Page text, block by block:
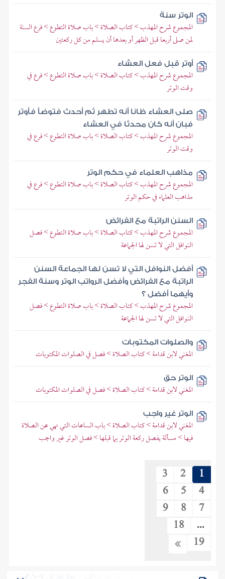
الوتر سنة
المجموع شرح المهذب > كتاب الصلاة > باب صلاة التطوع > فرع السنة
لمن صلى أربعا قبل الظهر أو بعدها أن يسلم من كل ركعتين
أوتر قبل فعل العشاء
المجموع شرح المهذب > كتاب الصلاة > باب صلاة التطوع > فرع في
وقت الوتر
صلى العشاء ظانا أنه تطهر ثم أحدث فتوضأ فأوتر
فبان أنه كان محدثا في العشاء
المجموع شرح المهذب > كتاب الصلاة > باب صلاة التطوع > فرع في
وقت الوتر
مذاهب العلماء في حكم الوتر
المجموع شرح المهذب > كتاب الصلاة > باب صلاة التطوع > فرع في
مذاهب العلماء في حكم الوتر
السنن الراتبة مع الفرائض
المجموع شرح المهذب > كتاب الصلاة > باب صلاة التطوع > فصل
النوافل التي لا تسن لها الجماعة
أفضل النوافل التي لا تسن لها الجماعة السنن
الراتبة مع الفرائض وأفضل الرواتب الوتر وسنة الفجر
وأيهما أفضل ؟
المجموع شرح المهذب > كتاب الصلاة > باب صلاة التطوع > فصل
النوافل التي لا تسن لها الجماعة
والصلوات المكتوبات
المغني لابن قدامة > كتاب الصلاة > فصل في الصلوات المكتوبات
الوتر حق
المغني لابن قدامة > كتاب الصلاة > فصل في الصلوات المكتوبات
الوتر غير واجب
المغني لابن قدامة > كتاب الصلاة > باب الساعات التي نهي عن الصلاة
فيها > مسألة يفصل ركعة الوتر بما قبلها > فصل الوتر غير واجب
1
2
3
4
5
6
7
8
9
...
18
19